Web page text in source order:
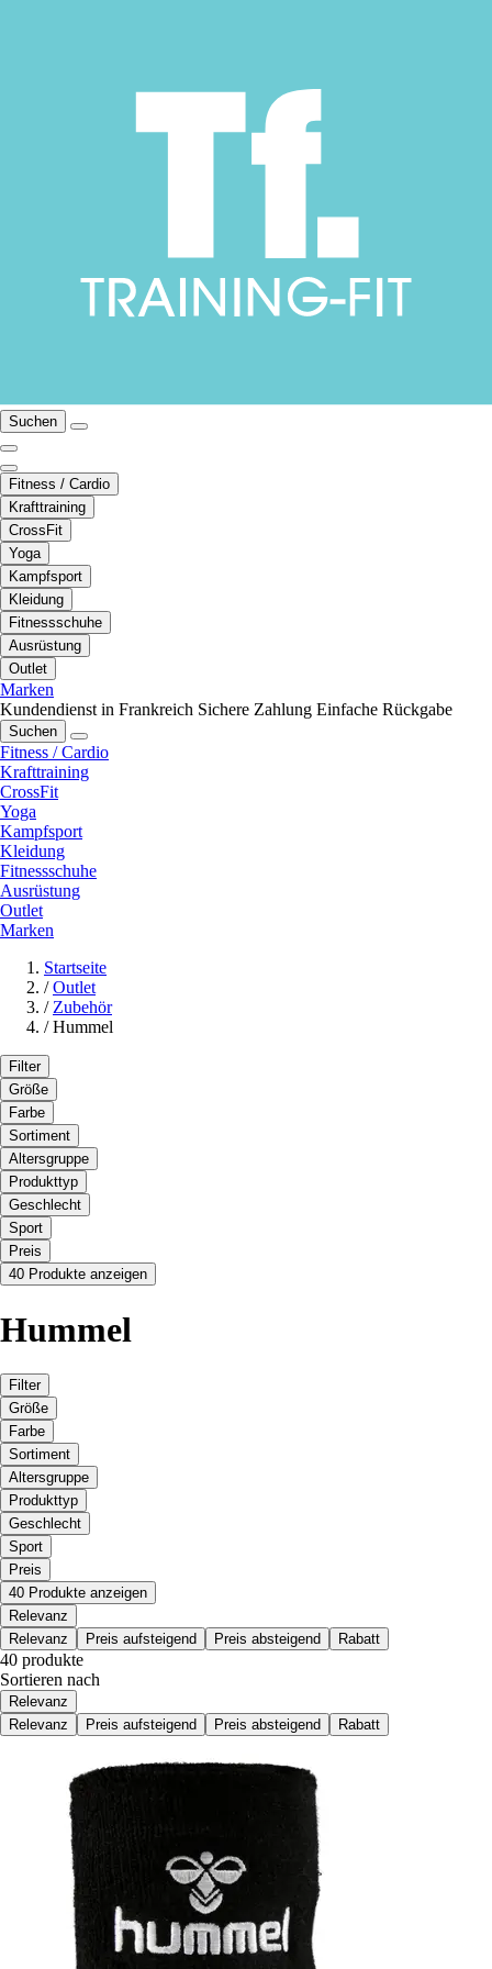
Suchen
Fitness / Cardio
Krafttraining
CrossFit
Yoga
Kampfsport
Kleidung
Fitnessschuhe
Ausrüstung
Outlet
Marken
Kundendienst in Frankreich Sichere Zahlung Einfache Rückgabe
Suchen
Fitness / Cardio
Krafttraining
CrossFit
Yoga
Kampfsport
Kleidung
Fitnessschuhe
Ausrüstung
Outlet
Marken
Startseite
/ Outlet
/ Zubehör
/ Hummel
Filter
Größe
Farbe
Sortiment
Altersgruppe
Produkttyp
Geschlecht
Sport
Preis
40 Produkte anzeigen
Hummel
Filter
Größe
Farbe
Sortiment
Altersgruppe
Produkttyp
Geschlecht
Sport
Preis
40 Produkte anzeigen
Relevanz
Relevanz
Preis aufsteigend Preis absteigend Rabatt
40 produkte
Sortieren nach
Relevanz
Relevanz
Preis aufsteigend Preis absteigend Rabatt